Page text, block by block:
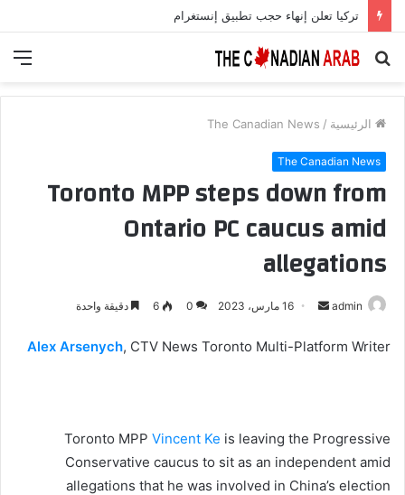
تركيا تعلن إنهاء حجب تطبيق إنستغرام
بحث
الرئيسية /
The Canadian News
The Canadian News
Toronto MPP steps down from
Ontario PC caucus amid
allegations
admin
أرسل
إلكترونيا
16 مارس، 2023 0
6 دقيقة واحدة
Alex Arsenych, CTV News Toronto Multi-Platform Writer
Toronto MPP Vincent Ke is leaving the Progressive
Conservative caucus to sit as an independent amid
allegations that he was involved in China’s election